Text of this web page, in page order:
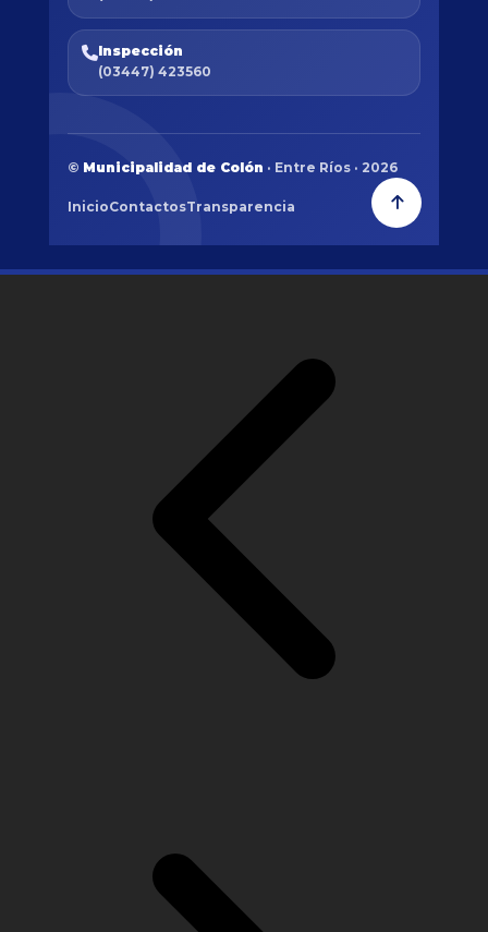
Inspección
(03447) 423560
© Municipalidad de Colón · Entre Ríos · 2026
InicioContactosTransparencia